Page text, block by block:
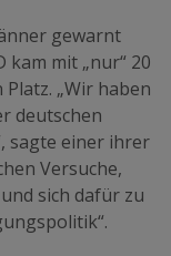
gewarnt
kam mit „nur“ 20
„Wir haben
deutschen
sagte einer ihrer
Versuche,
sich dafür zu